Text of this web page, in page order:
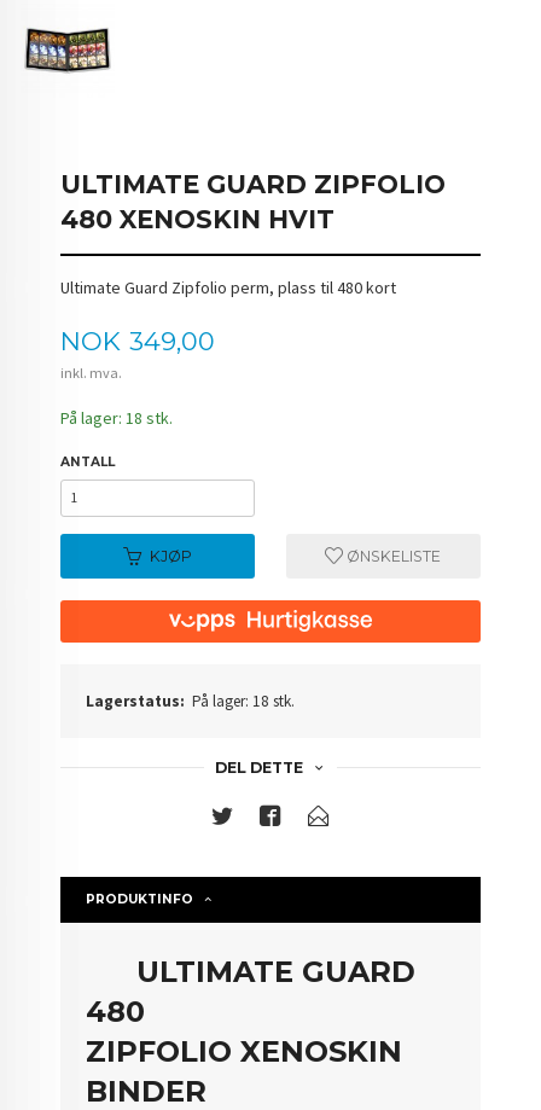
ULTIMATE GUARD ZIPFOLIO
480 XENOSKIN HVIT
Ultimate Guard Zipfolio perm, plass til 480 kort
Pris
NOK 349,00
inkl. mva.
På lager: 18 stk.
ANTALL
KJØP ØNSKELISTE
Lagerstatus: På lager: 18 stk.
DEL DETTE
PRODUKTINFO
ULTIMATE GUARD
480
ZIPFOLIO XENOSKIN
BINDER